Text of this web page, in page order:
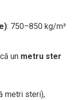
: 750–850 kg/m³
un metru ster
metri steri),